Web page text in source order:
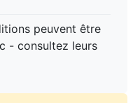
peuvent être
- consultez leurs